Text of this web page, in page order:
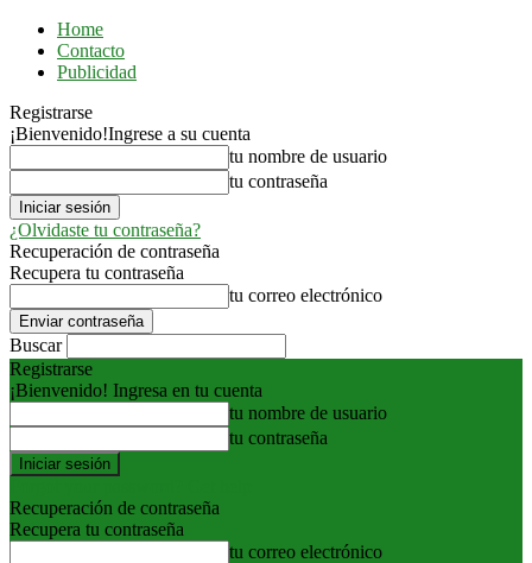
Home
Contacto
Publicidad
Registrarse
¡Bienvenido!Ingrese a su cuenta
tu nombre de usuario
tu contraseña
¿Olvidaste tu contraseña?
Recuperación de contraseña
Recupera tu contraseña
tu correo electrónico
Buscar
Registrarse
¡Bienvenido! Ingresa en tu cuenta
tu nombre de usuario
tu contraseña
Recuperación de contraseña
Recupera tu contraseña
tu correo electrónico